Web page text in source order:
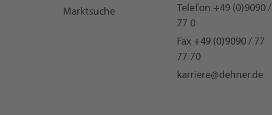
Marktsuche
Telefon +49 (0)9090 /
77 0
Fax +49 (0)9090 / 77
77 70
karriere@dehner.de